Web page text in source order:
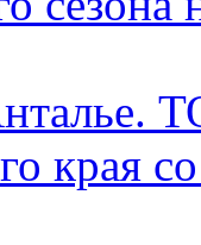
края